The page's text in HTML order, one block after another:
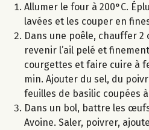
Allumer le four à 200°C.
lavées et les couper en
Dans une poêle, chauffer 2
revenir l’ail pelé et
courgettes et faire cuire à
min. Ajouter du sel, du
feuilles de basilic coupées
Dans un bol, battre les
Avoine. Saler, poivrer,